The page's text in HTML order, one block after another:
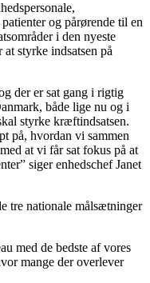
og pårørende til en
i den nyeste
styrke indsatsen på
der er sat gang i rigtig
både lige nu og i
styrke kræftindsatsen.
på, hvordan vi sammen
at vi får sat fokus på at
siger enhedschef Janet
tre nationale målsætninger
med de bedste af vores
mange der overlever